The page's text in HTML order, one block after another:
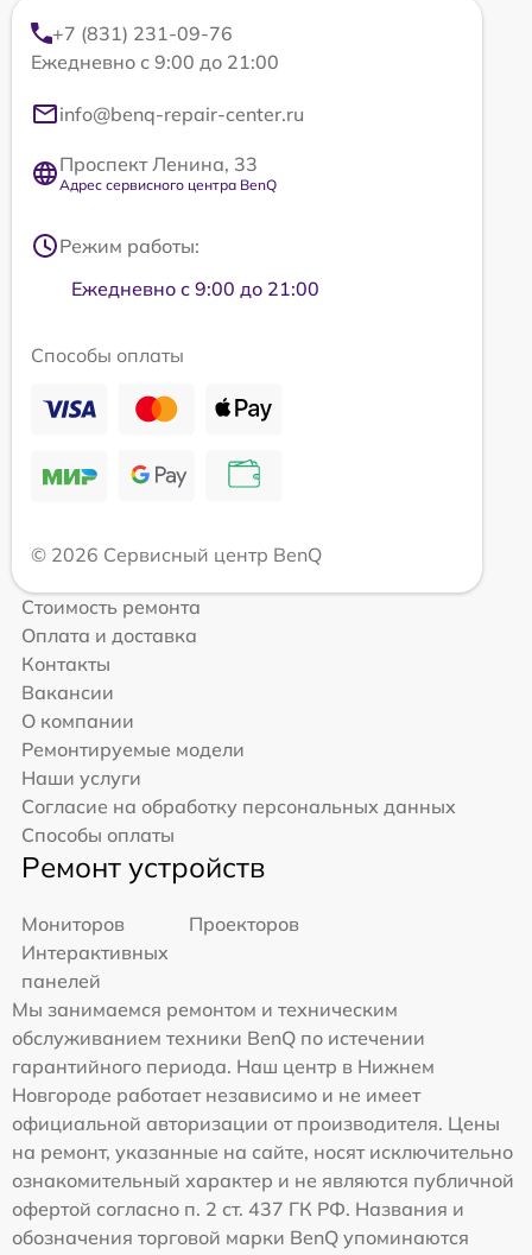
+7 (831) 231-09-76
Ежедневно с 9:00 до 21:00
info@benq-repair-center.ru
Проспект Ленина, 33
Адрес сервисного центра BenQ
Режим работы:
Ежедневно с 9:00 до 21:00
Способы оплаты
© 2026 Сервисный центр BenQ
Стоимость ремонта
Оплата и доставка
Контакты
Вакансии
О компании
Ремонтируемые модели
Наши услуги
Согласие на обработку персональных данных
Способы оплаты
Ремонт устройств
Мониторов
Проекторов
Интерактивных
панелей
Мы занимаемся ремонтом и техническим
обслуживанием техники BenQ по истечении
гарантийного периода. Наш центр в Нижнем
Новгороде работает независимо и не имеет
официальной авторизации от производителя. Цены
на ремонт, указанные на сайте, носят исключительно
ознакомительный характер и не являются публичной
офертой согласно п. 2 ст. 437 ГК РФ. Названия и
обозначения торговой марки BenQ упоминаются